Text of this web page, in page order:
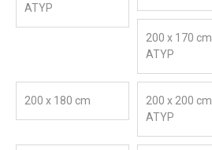
ATYP
200 x 170 cm
ATYP
200 x 180 cm
200 x 200 cm
ATYP